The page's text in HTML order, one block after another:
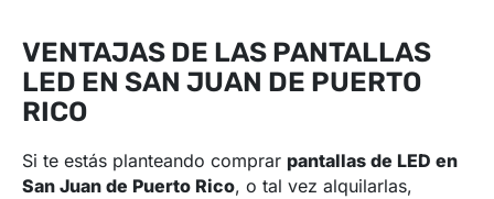
VENTAJAS DE LAS PANTALLAS
LED EN SAN JUAN DE PUERTO
RICO
Si te estás planteando comprar pantallas de LED en
San Juan de Puerto Rico, o tal vez alquilarlas,